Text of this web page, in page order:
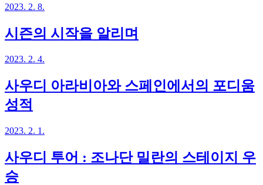
2023. 2. 8.
시즌의 시작을 알리며
2023. 2. 4.
사우디 아라비아와 스페인에서의 포디움
성적
2023. 2. 1.
사우디 투어 : 조나단 밀란의 스테이지 우
승